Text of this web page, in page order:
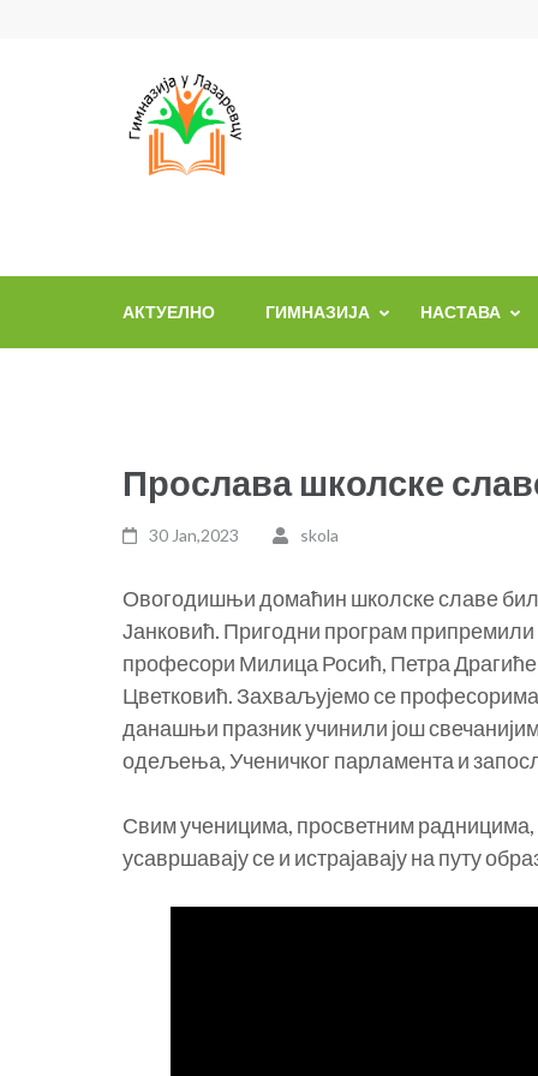
АКТУЕЛНО ГИМНАЗИЈА НАСТАВА
Прослава школске
30 Jan,2023 skola
Овогодишњи домаћин школске славе
Јанковић. Пригодни програм
професори Милица Росић, Петра
Цветковић. Захваљујемо се професорима
данашњи празник учинили још
одељења, Ученичког парламента и
Свим ученицима, просветним радницима,
усавршавају се и истрајавају на путу